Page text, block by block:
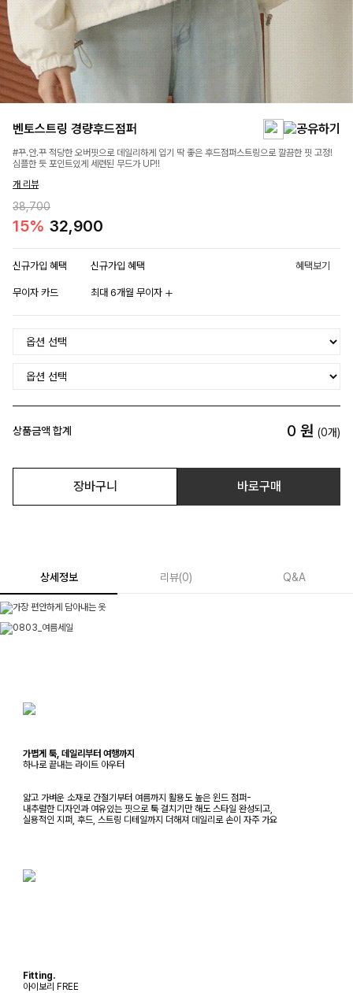
벤토스트링 경량후드점퍼
#꾸.안.꾸 적당한 오버핏으로 데일리하게 입기 딱 좋은 후드점퍼스트링으로 깔끔한 핏 고정!
심플한 듯 포인트있게 세련된 무드가 UP!!
개 리뷰
38,700
15% 32,900
신규가입 혜택 신규가입 혜택 혜택보기
무이자 카드 최대 6개월 무이자
상품금액 합계 0 원 (0개)
장바구니 바로구매
상세정보 리뷰(0) Q&A
가볍게 툭, 데일리부터 여행까지
하나로 끝내는 라이트 아우터
얇고 가벼운 소재로 간절기부터 여름까지 활용도 높은 윈드 점퍼-
내추럴한 디자인과 여유있는 핏으로 툭 걸치기만 해도 스타일 완성되고,
실용적인 지퍼, 후드, 스트링 디테일까지 더해져 데일리로 손이 자주 가요
Fitting.
아이보리 FREE